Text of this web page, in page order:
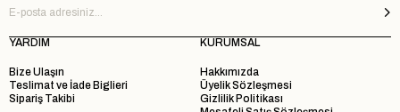
YARDIM
Bize Ulaşın
Teslimat ve İade Biglieri
Sipariş Takibi
KURUMSAL
Hakkımızda
Üyelik Sözleşmesi
Gizlilik Politikası